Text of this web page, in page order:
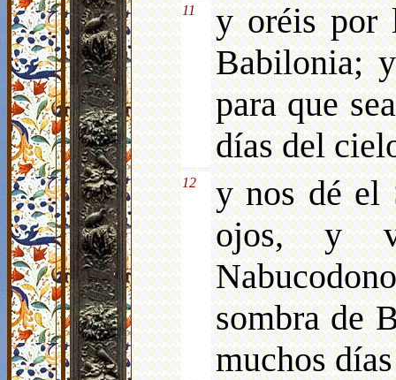
11
y oréis por
Babilonia;
para que
días del
12
y nos dé el
ojos, y
sombra de
muchos